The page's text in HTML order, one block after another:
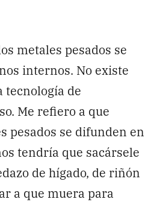
metales pesados se
internos. No existe
tecnología de
Me refiero a que
pesados se difunden en
tendría que sacársele
de hígado, de riñón
a que muera para